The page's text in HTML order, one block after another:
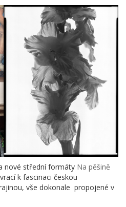
nové střední formáty Na pěšině
k fascinaci českou
vše dokonale propojené v